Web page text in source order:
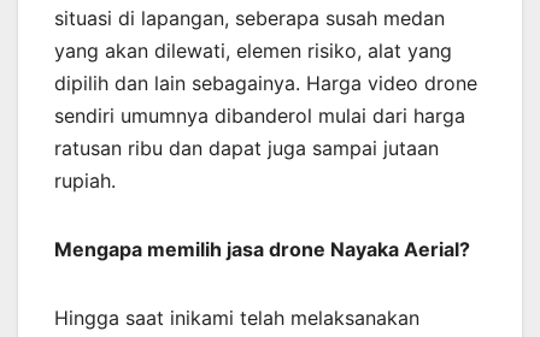
situasi di lapangan, seberapa susah medan
yang akan dilewati, elemen risiko, alat yang
dipilih dan lain sebagainya. Harga video drone
sendiri umumnya dibanderol mulai dari harga
ratusan ribu dan dapat juga sampai jutaan
rupiah.
Mengapa memilih jasa drone Nayaka Aerial?
Hingga saat inikami telah melaksanakan